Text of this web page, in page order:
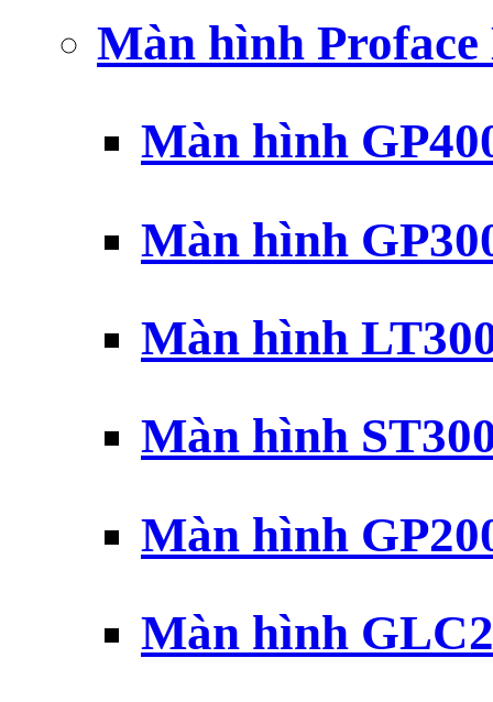
Màn hình
Màn hình
Màn hình
Màn hình
Màn hình
Màn hình
Màn hình